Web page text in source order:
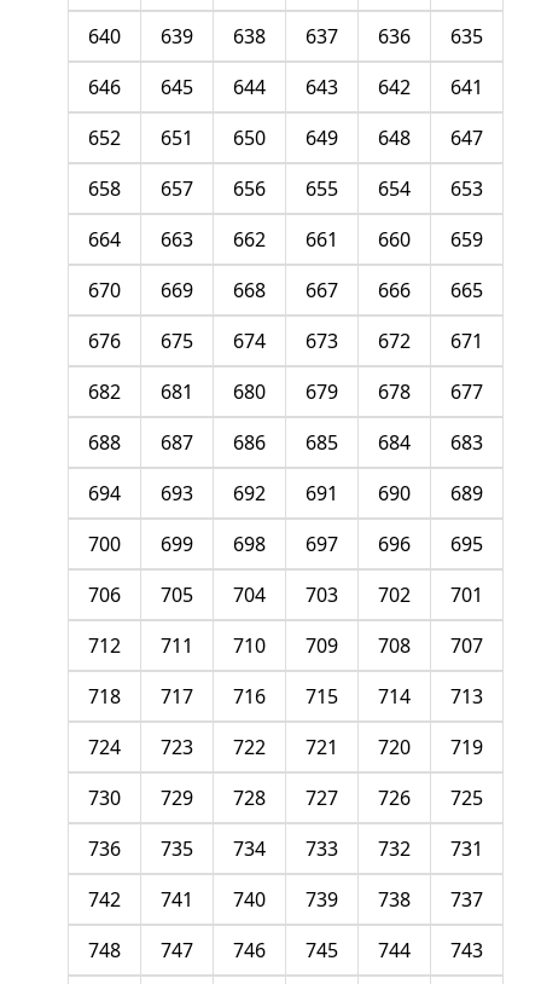
635
636
637
638
639
640
641
642
643
644
645
646
647
648
649
650
651
652
653
654
655
656
657
658
659
660
661
662
663
664
665
666
667
668
669
670
671
672
673
674
675
676
677
678
679
680
681
682
683
684
685
686
687
688
689
690
691
692
693
694
695
696
697
698
699
700
701
702
703
704
705
706
707
708
709
710
711
712
713
714
715
716
717
718
719
720
721
722
723
724
725
726
727
728
729
730
731
732
733
734
735
736
737
738
739
740
741
742
743
744
745
746
747
748